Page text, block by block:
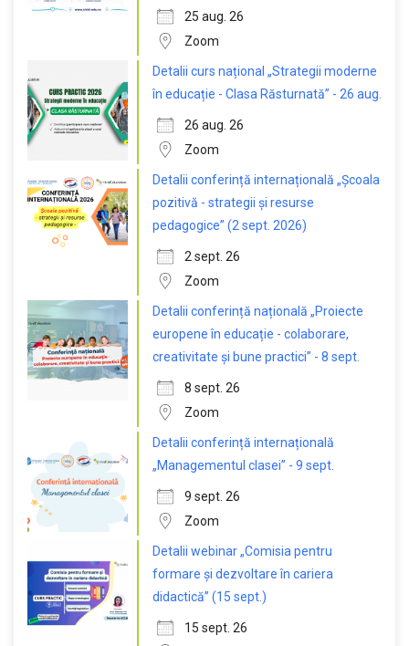
25 aug. 26
Zoom
Detalii curs național „Strategii moderne
în educație - Clasa Răsturnată” - 26 aug.
26 aug. 26
Zoom
Detalii conferință internațională „Școala
pozitivă - strategii și resurse
pedagogice” (2 sept. 2026)
2 sept. 26
Zoom
Detalii conferință națională „Proiecte
europene în educație - colaborare,
creativitate și bune practici” - 8 sept.
8 sept. 26
Zoom
Detalii conferință internațională
„Managementul clasei” - 9 sept.
9 sept. 26
Zoom
Detalii webinar „Comisia pentru
formare și dezvoltare în cariera
didactică” (15 sept.)
15 sept. 26